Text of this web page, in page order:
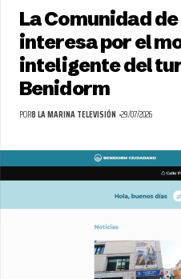
La Comunidad
interesa por el
inteligente del
Benidorm
POR8 LA MARINA TELEVISIÓN 29/07/2026